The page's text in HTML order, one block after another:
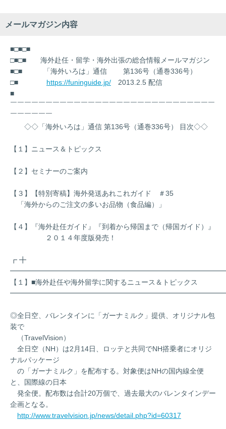
メールマガジン内容
■□■□■
□■□■ 海外赴任・留学・海外出張の総合情報メールマガジン
■□■ 「海外いろは」通信 第136号（通巻336号）
□■ https://funinguide.jp/ 2013.2.5 配信
■
￣￣￣￣￣￣￣￣￣￣￣￣￣￣￣￣￣￣￣￣￣￣￣￣￣￣￣￣￣
￣￣￣￣￣￣
◇◇「海外いろは」通信 第136号（通巻336号） 目次◇◇
【１】ニュース＆トピックス
【２】セミナーのご案内
【３】【特別寄稿】海外発送あれこれガイド ＃35
「海外からのご注文の多いお品物（食品編）」
【４】『海外赴任ガイド』『到着から帰国まで（帰国ガイド）』
２０１４年度版発売！
┏ ╋
【１】■海外赴任や海外留学に関するニュース＆トピックス
◎全日空、バレンタインに「ガーナミルク」提供、オリジナル包
装で
（TravelVision）
全日空（NH）は2月14日、ロッテと共同でNH搭乗者にオリジ
ナルパッケージ
の「ガーナミルク」を配布する。対象便はNHの国内線全便
と、国際線の日本
発全便。配布数は合計20万個で、過去最大のバレンタインデー
企画となる。
http://www.travelvision.jp/news/detail.php?id=60317